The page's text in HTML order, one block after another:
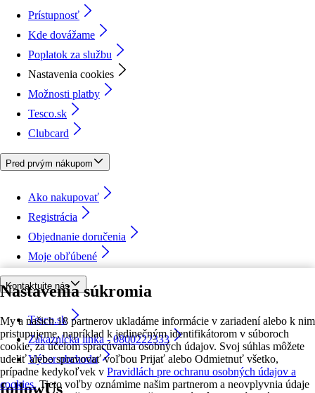
Nastavenia súkromia
My a našich 18 partnerov ukladáme informácie v zariadení alebo k nim
pristupujeme, napríklad k jedinečným identifikátorom v súboroch
cookie, za účelom spracúvania osobných údajov. Svoj súhlas môžete
udeliť alebo spravovať voľbou Prijať alebo Odmietnuť všetko,
prípadne kedykoľvek v Pravidlách pre ochranu osobných údajov a
cookies. Tieto voľby oznámime našim partnerom a neovplyvnia údaje
Prístupnosť
Kde dovážame
Poplatok za službu
Nastavenia cookies
Možnosti platby
Tesco.sk
Clubcard
Pred prvým nákupom
Ako nakupovať
Registrácia
Objednanie doručenia
Moje obľúbené
Kontaktujte nás
Tesco.sk
Zákaznícka linka - 0800222333
Výber obchodu
followUs